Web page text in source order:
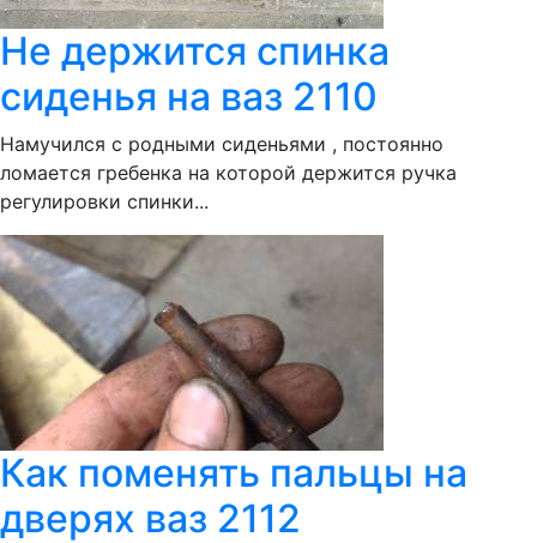
Не держится спинка
сиденья на ваз 2110
Намучился с родными сиденьями , постоянно
ломается гребенка на которой держится ручка
регулировки спинки...
Как поменять пальцы на
дверях ваз 2112